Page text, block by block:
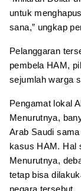
untuk
sana,” ungkap
Pelanggaran
pembela HAM,
sejumlah warga
Pengamat lokal
Menurutnya,
Arab Saudi
kasus HAM. Hal
Menurutnya,
tetap bisa
negara tersebut.